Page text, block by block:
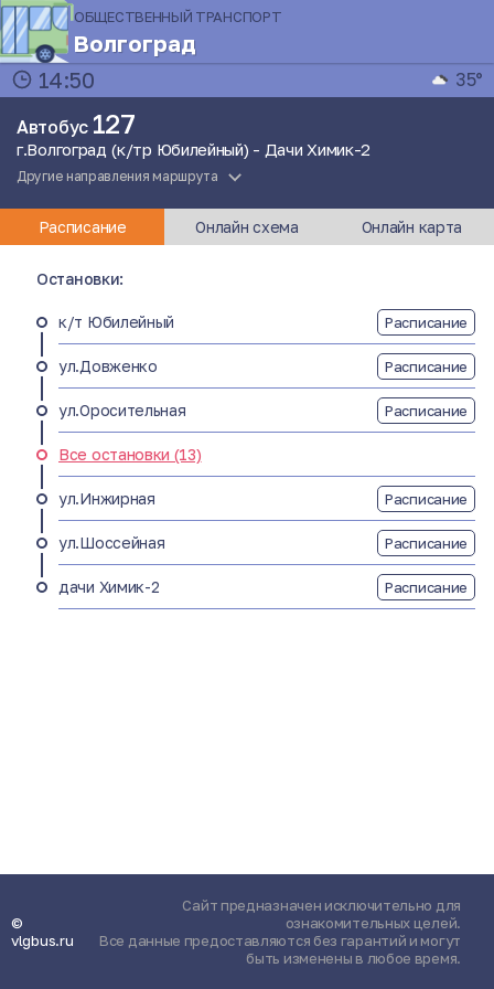
ОБЩЕСТВЕННЫЙ ТРАНСПОРТ
Волгоград
14:50
35°
Автобус 127
г.Волгоград (к/тр Юбилейный) - Дачи Химик-2
Другие направления маршрута
Расписание Онлайн схема Онлайн карта
Остановки:
к/т Юбилейный Расписание
ул.Довженко Расписание
ул.Оросительная Расписание
Все остановки (13)
ул.Инжирная Расписание
ул.Шоссейная Расписание
дачи Химик-2 Расписание
©
vlgbus.ru
Сайт предназначен исключительно для
ознакомительных целей.
Все данные предоставляются без гарантий и могут
быть изменены в любое время.